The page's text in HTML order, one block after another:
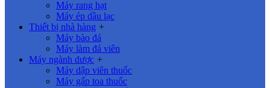
Máy rang hạt
Máy ép dầu lạc
Thiết bị nhà hàng +
Máy bào đá
Máy làm đá viên
Máy ngành dược +
Máy dập viên thuốc
Máy gấp toa thuốc